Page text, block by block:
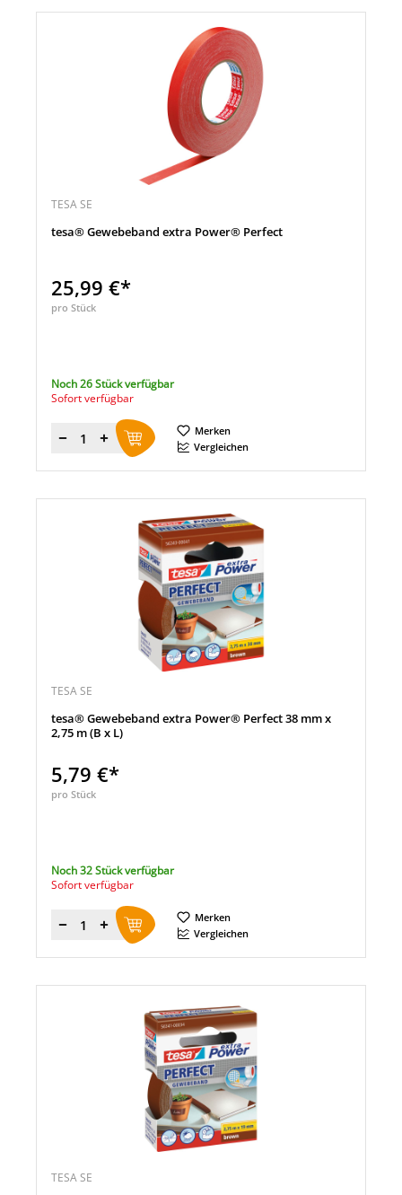
TESA SE
tesa® Gewebeband extra Power® Perfect
25,99 €*
pro Stück
Noch 26 Stück verfügbar
Sofort verfügbar
Menge
Merken
Vergleichen
TESA SE
tesa® Gewebeband extra Power® Perfect 38 mm x
2,75 m (B x L)
5,79 €*
pro Stück
Noch 32 Stück verfügbar
Sofort verfügbar
Menge
Merken
Vergleichen
TESA SE